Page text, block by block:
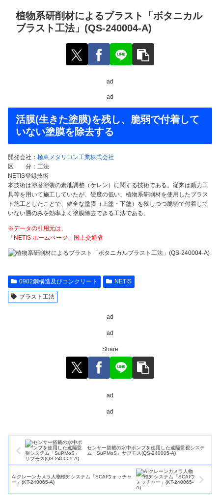
植物系研削材によるブラスト「ボタニカル
ブラスト工法」(QS-240004-A)
ad
ad
活膜(生きた塗膜)を残し、脆弱で付着して
いない塗膜を除去する
開発会社： 極東メタリコン工業株式会社
区 分：工法
NETIS登録技術
本技術は塗替塗装の素地調整（ケレン）に関する技術である。従来は動力工
具等を用いて施工していたが、硬度の低い、植物系研削材を使用したブラス
ト施工としたことで、健全な塗膜（上塗・下塗）を残しつつ脆弱で付着して
いない層のみを効率よく塗膜除去できる工法である。
※データの引用元は、
「NETIS ホームページ」国土交通省
0902鋼構造及びコンクリート NETIS
ブラスト工法
ad
ad
Share
ad
ad
センサー搭載の水中ポンプを使用した遠隔監視システ
ム「SuPMoS」サプモス(QS-240005-A)
AIクレーンカメラ人物検知システム「SCAIウォッチャ
ー」(KT-240065-A)